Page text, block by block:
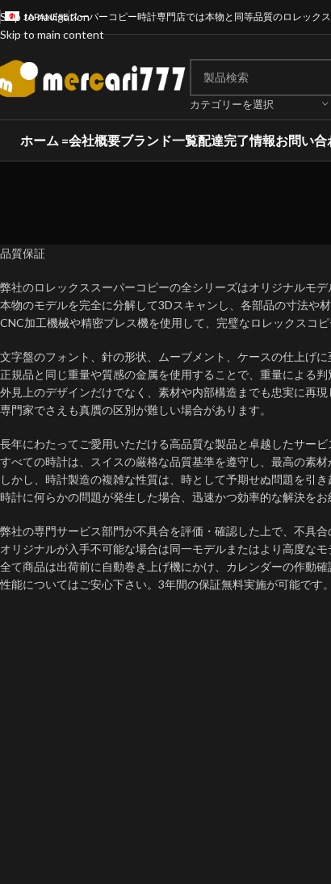
Skip to navigation
Skip to main content
JAPANESEスーパーコピー時計専門店では本物と同等品質のロレック
カテゴリーを選択
ホーム =会社概要ブランド一覧配達完了情報お問い合
品質保証
弊社のロレックススーパーコピーの全シリーズはオリジナルモデ
本物のモデルを完全に分解して3Dスキャンし、各部品の寸法や材
CNC加工機械や精密プレス機を使用して、完璧なロレックスコピ
文字盤のフォント、針の形状、ムーブメント、ケースの仕上げに
正規品と同じ重量や質感の金属を使用することで、重量による判
外見上のデザインだけでなく、素材や内部構造までも忠実に再現
専門家でさえも真贋の区別が難しい場合があります。
長年にわたってご愛用いただける高品質な製品と卓越したサービ
すべての時計は、スイスの厳格な品質基準を遵守し、最高の素材
しかし、時計製造の複雑な性質は、時として予期せぬ問題を引き
時計に何らかの問題が発生した場合、迅速かつ効率的な解決をお
弊社の専門サービス部門が不具合を評価・確認した上で、不具合
オリジナルが入手不可能な場合は同一モデルまたはより高度なモ
全て商品は出荷前に自動巻き上げ機にかけ、カレンダーの作動
性能についてはご安心下さい。3年間の保証無料実施が可能です。